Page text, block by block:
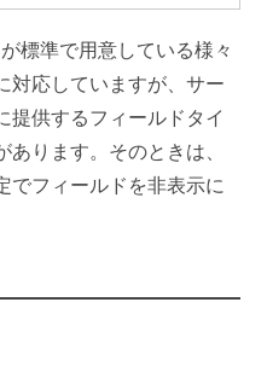
標準で用意している様々
対応していますが、サー
提供するフィールドタイ
ります。そのときは、
でフィールドを非表示に